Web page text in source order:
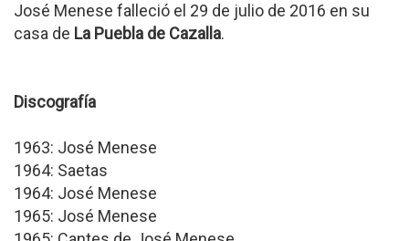
José Menese falleció el 29 de julio de 2016 en su
casa de La Puebla de Cazalla.
Discografía
1963: José Menese
1964: Saetas
1964: José Menese
1965: José Menese